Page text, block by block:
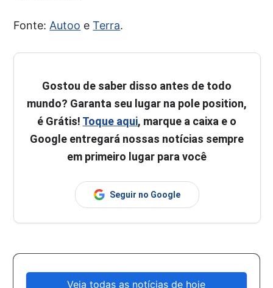
Fonte:Autoo eTerra.
Gostou de saber disso antes de todo
mundo? Garanta seu lugar na pole position,
é Grátis! Toque aqui, marque a caixa e o
Google entregará nossas notícias sempre
em primeiro lugar para você
Seguir no Google
Veja todas as notícias de hoje